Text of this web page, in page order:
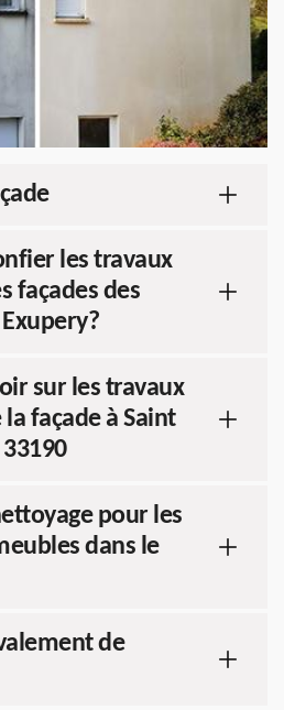
les travaux
façades des
sur les travaux
façade à Saint
pour les
dans le
de